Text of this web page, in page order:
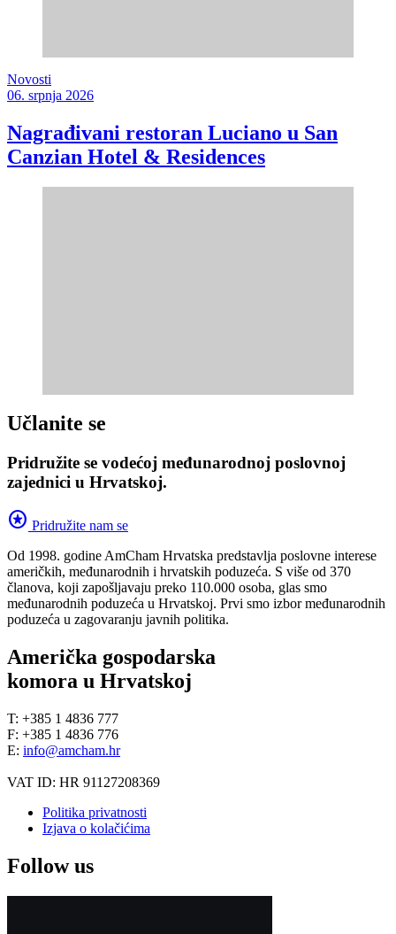
Novosti
06. srpnja 2026
Nagrađivani restoran Luciano u San
Canzian Hotel & Residences
Učlanite se
Pridružite se vodećoj međunarodnoj poslovnoj
zajednici u Hrvatskoj.
stars Pridružite nam se
Od 1998. godine AmCham Hrvatska predstavlja poslovne interese
američkih, međunarodnih i hrvatskih poduzeća. S više od 370
članova, koji zapošljavaju preko 110.000 osoba, glas smo
međunarodnih poduzeća u Hrvatskoj. Prvi smo izbor međunarodnih
poduzeća u zagovaranju javnih politika.
Američka gospodarska
komora u Hrvatskoj
T: +385 1 4836 777
F: +385 1 4836 776
E: info@amcham.hr
VAT ID: HR 91127208369
Politika privatnosti
Izjava o kolačićima
Follow us